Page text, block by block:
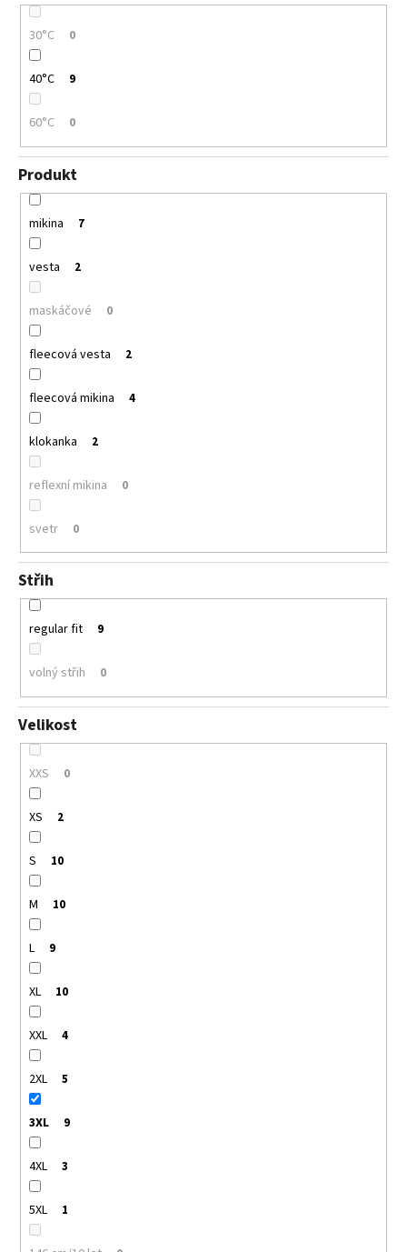
30°C 0
40°C 9
60°C 0
Produkt
mikina 7
vesta 2
maskáčové 0
fleecová vesta 2
fleecová mikina 4
klokanka 2
reflexní mikina 0
svetr 0
Střih
regular fit 9
volný střih 0
Velikost
XXS 0
XS 2
S 10
M 10
L 9
XL 10
XXL 4
2XL 5
3XL 9
4XL 3
5XL 1